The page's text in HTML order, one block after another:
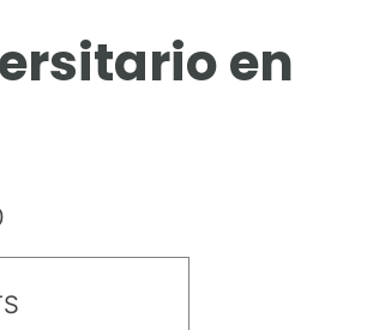
en